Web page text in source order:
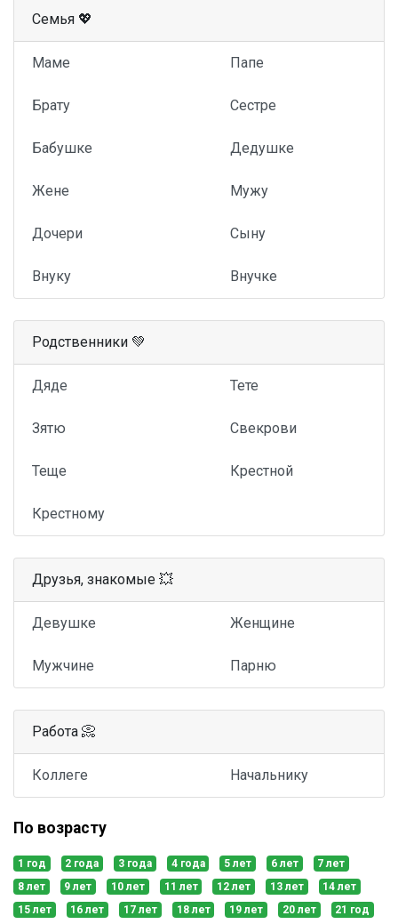
Семья 💖
Маме Папе
Брату Сестре
Бабушке Дедушке
Жене Мужу
Дочери Сыну
Внуку Внучке
Родственники 💚
Дяде Тете
Зятю Свекрови
Теще Крестной
Крестному
Друзья, знакомые 💥
Девушке Женщине
Мужчине Парню
Работа 📀
Коллеге Начальнику
По возрасту
1 год 2 года 3 года 4 года 5 лет 6 лет
7 лет
8 лет
9 лет 10 лет 11 лет 12 лет 13 лет
14 лет
15 лет
16 лет 17 лет 18 лет 19 лет 20 лет
21 год